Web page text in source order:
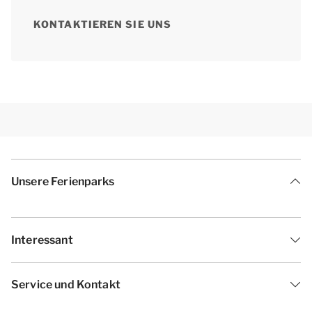
KONTAKTIEREN SIE UNS
Unsere Ferienparks
Interessant
Service und Kontakt